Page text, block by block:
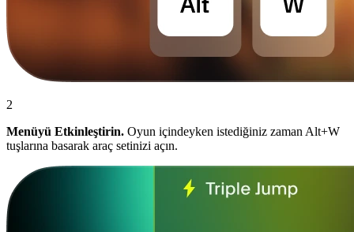
2
Menüyü Etkinleştirin. Oyun içindeyken istediğiniz zaman Alt+W
tuşlarına basarak araç setinizi açın.